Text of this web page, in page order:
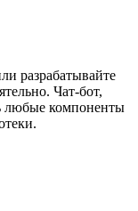
разрабатывайте
Чат-бот,
любые компоненты